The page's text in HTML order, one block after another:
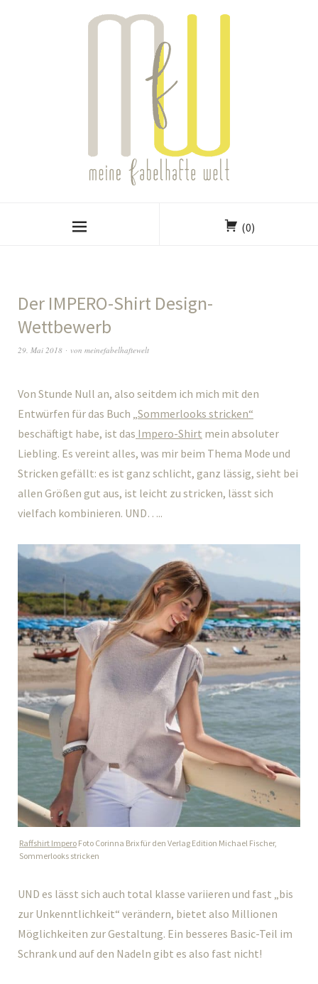
(0)
Der IMPERO-Shirt Design-
Wettbewerb
29. Mai 2018 von meinefabelhaftewelt
Von Stunde Null an, also seitdem ich mich mit den
Entwürfen für das Buch „Sommerlooks stricken“
beschäftigt habe, ist das Impero-Shirt mein absoluter
Liebling. Es vereint alles, was mir beim Thema Mode und
Stricken gefällt: es ist ganz schlicht, ganz lässig, sieht bei
allen Größen gut aus, ist leicht zu stricken, lässt sich
vielfach kombinieren. UND…..
Raffshirt Impero Foto Corinna Brix für den Verlag Edition Michael Fischer,
Sommerlooks stricken
UND es lässt sich auch total klasse variieren und fast „bis
zur Unkenntlichkeit“ verändern, bietet also Millionen
Möglichkeiten zur Gestaltung. Ein besseres Basic-Teil im
Schrank und auf den Nadeln gibt es also fast nicht!